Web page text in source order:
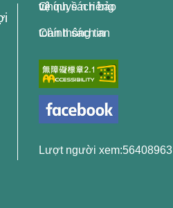
Chính sách bảo vệ quyề n riêng tư
Chính sách an toàn thông tin
Lượt người xem:56408963